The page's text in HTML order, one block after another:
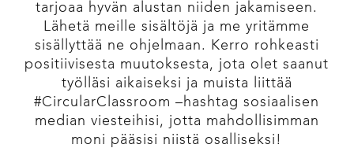
tarjoaa hyvän alustan niiden jakamiseen.
Lähetä meille sisältöjä ja me yritämme
sisällyttää ne ohjelmaan. Kerro rohkeasti
positiivisesta muutoksesta, jota olet saanut
työlläsi aikaiseksi ja muista liittää
#CircularClassroom –hashtag sosiaalisen
median viesteihisi, jotta mahdollisimman
moni pääsisi niistä osalliseksi!